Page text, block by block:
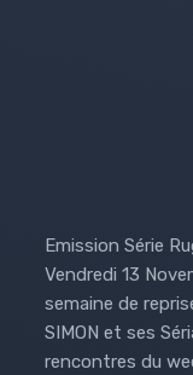
Emission Série
Vendredi 13
semaine de
SIMON et ses
rencontres du